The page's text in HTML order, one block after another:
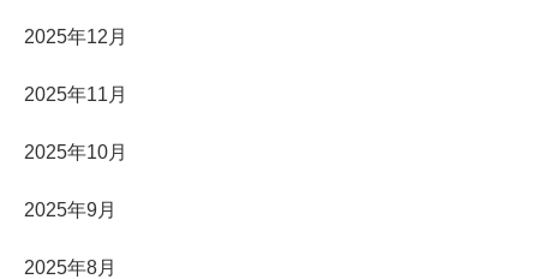
2025年12月
2025年11月
2025年10月
2025年9月
2025年8月